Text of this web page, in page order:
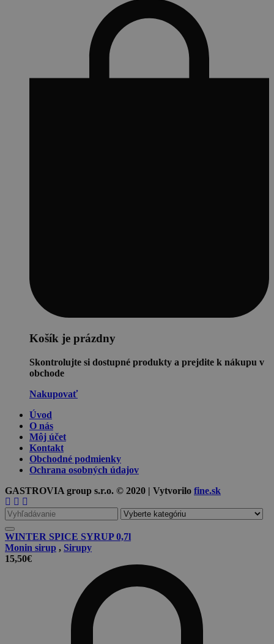
Košík je prázdny
Skontrolujte si dostupné produkty a prejdite k nákupu v
obchode
Nakupovať
Úvod
O nás
Môj účet
Kontakt
Obchodné podmienky
Ochrana osobných údajov
GASTROVIA group s.r.o. © 2020 | Vytvorilo fine.sk
Vyhľadávanie
pre
WINTER SPICE SYRUP 0,7l
Monin sirup , Sirupy
15,50€